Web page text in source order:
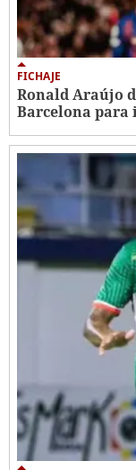
FICHAJE
Ronald Araújo
Barcelona para